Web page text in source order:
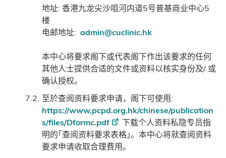
地址: 香港九龙尖沙咀河内道5号普基商业中心5
楼
电邮地址: admin@cuclinic.hk
本中心将要求阁下或代表阁下作出该要求的任何
其他人士提供合适的文件或资料以核实身份及/ 或
确认授权。
至於查阅资料要求申请，阁下可使用:
https://www.pcpd.org.hk/chinese/publication
s/files/Dformc.pdf
下载个人资料私隐专员指
明的｢查阅资料要求表格｣。本中心将就查阅资料
要求申请收取合理费用。